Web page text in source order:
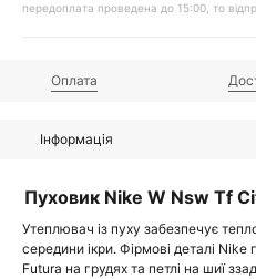
передоплата проведена до 15:00, то
Оплата
Інформація
Пуховик Nike W Nsw Tf
Утеплювач із пуху забезпечує
середини ікри. Фірмові деталі
Futura на грудях та петлі на шиї